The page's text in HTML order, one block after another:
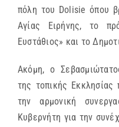
πόλη του Dolisie όπου
Αγίας Ειρήνης, το
Ευστάθιος» και το
Ακόμη, ο
της τοπικής
την αρμονική
Κυβερνήτη για την